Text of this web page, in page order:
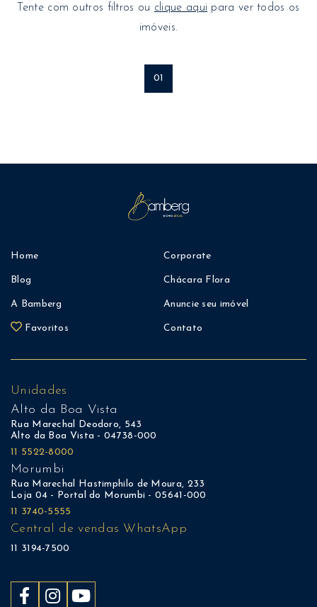
Tente com outros filtros ou clique aqui para ver todos os
imóveis.
01
Home
Blog
A Bamberg
Favoritos
Corporate
Chácara Flora
Anuncie seu imóvel
Contato
Unidades
Alto da Boa Vista
Rua Marechal Deodoro, 543
Alto da Boa Vista - 04738-000
11 5522-8000
Morumbi
Rua Marechal Hastimphilo de Moura, 233
Loja 04 - Portal do Morumbi - 05641-000
11 3740-5555
Central de vendas WhatsApp
11 3194-7500